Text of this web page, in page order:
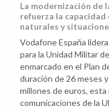
La modernización de
refuerza la
naturales y
Vodafone España
para la Unidad Militar
enmarcado en el Plan
duración de 26 meses
millones de euros, esta
comunicaciones de la